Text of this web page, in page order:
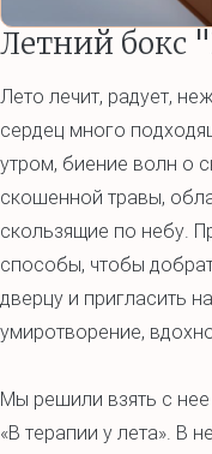
Летний бокс
Лето лечит, радует,
сердец много
утром, биение волн о
скошенной травы,
скользящие по небу.
способы, чтобы
дверцу и пригласить
умиротворение,
Мы решили взять с
«В терапии у лета». В